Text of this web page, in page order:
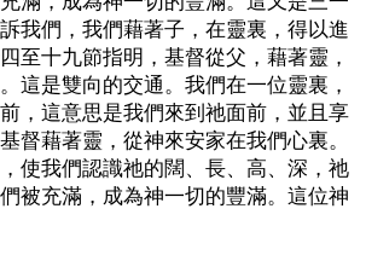
我們，我們藉著子，在靈裏，得以進
至十九節指明，基督從父，藉著靈，
這是雙向的交通。我們在一位靈裏，
，這意思是我們來到祂面前，並且享
督藉著靈，從神來安家在我們心裏。
使我們認識祂的闊、長、高、深，祂
被充滿，成為神一切的豐滿。這位神